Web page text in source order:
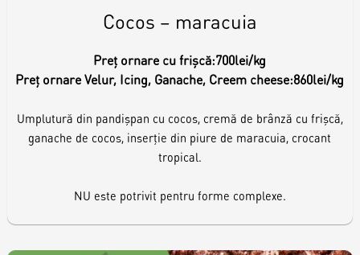
Cocos – maracuia
Preț ornare cu frișcă:700lei/kg
Preț ornare Velur, Icing, Ganache, Creem cheese:860lei/kg
Umplutură din pandișpan cu cocos, cremă de brânză cu frișcă,
ganache de cocos, inserție din piure de maracuia, crocant
tropical.
NU este potrivit pentru forme complexe.